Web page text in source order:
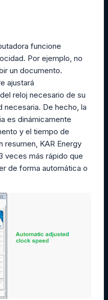
funcione
Por ejemplo, no
un documento.
ajustará
reloj necesario de su
De hecho, la
es dinámicamente
y el tiempo de
resumen, KAR Energy
veces más rápido que
de forma automática o